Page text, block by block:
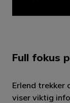
Full fokus
Erlend trekker
viser viktig